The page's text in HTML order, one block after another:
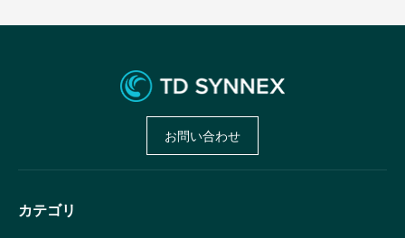
お問い合わせ
カテゴリ